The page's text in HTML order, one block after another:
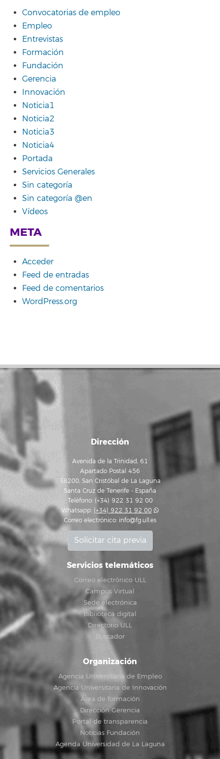
Convocatorias de empleo
Empleo
Entrevistas
Formación
Fundación
Gerencia
Innovación
Noticia1
Noticia2
Noticia3
Noticia4
Portada
Servicios Generales
Sin categoría
Sin categoría @en
Vídeos
META
Acceder
Feed de entradas
Feed de comentarios
WordPress.org
Dirección
Avenida de la Trinidad, 61
Apartado Postal 456
38200, San Cristóbal de La Laguna
Santa Cruz de Tenerife - España
Teléfono: (+34) 922 31 92 00
Whatsapp: (+34) 922 31 92 00
Correo electrónico: info@fg.ull.es
Solicitar cita previa
Servicios telemáticos
Correo electrónico ULL
Campus Virtual
Sede electrónica
Biblioteca digital
Directorio ULL
Buscador
Organización
Agencia Universitaria de Empleo
Agencia Universitaria de Innovación
Área de formación
Dirección Gerencia
Portal de transparencia
Noticias Fundación
Agenda Universidad de La Laguna